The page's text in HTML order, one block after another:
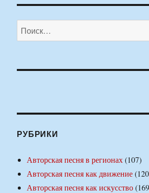
Искать:
РУБРИКИ
Авторская песня в регионах(107)
Авторская песня как движение
Авторская песня как искусство